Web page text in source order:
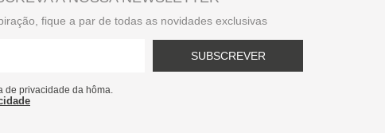
fique a par de todas as novidades exclusivas
SUBSCREVER
de privacidade da hôma.